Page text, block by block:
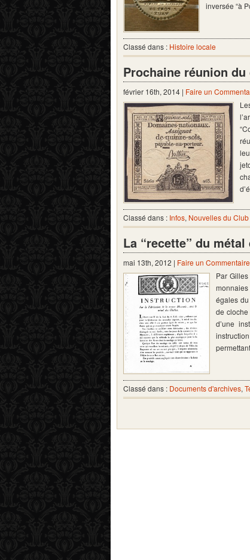
inversée “à
Classé dans : Histoire locale
Prochaine réunion
février 16th, 2014 | Faire un
Classé dans : Infos, Nouvelles du Club
La “recette” du
mai 13th, 2012 | Faire un Commentaire
Par
égales
de
d’une
Classé dans : Documents d'archives,